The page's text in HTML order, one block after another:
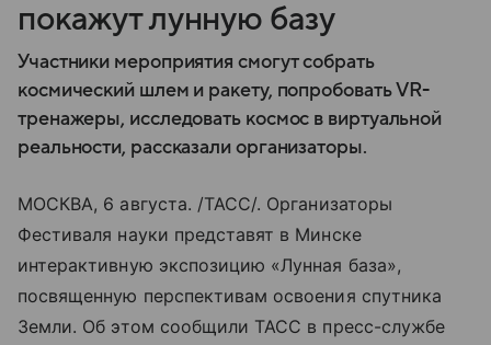
покажут лунную базу
Участники мероприятия смогут собрать
космический шлем и ракету, попробовать VR-
тренажеры, исследовать космос в виртуальной
реальности, рассказали организаторы.
МОСКВА, 6 августа. /ТАСС/. Организаторы
Фестиваля науки представят в Минске
интерактивную экспозицию «Лунная база»,
посвященную перспективам освоения спутника
Земли. Об этом сообщили ТАСС в пресс-службе